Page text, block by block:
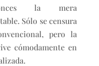
la mera
Sólo se censura
pero la
cómodamente en